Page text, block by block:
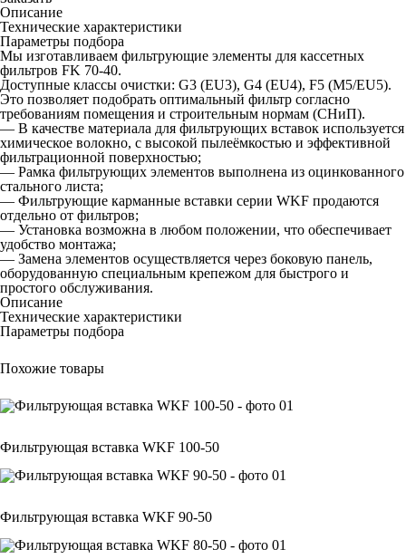
Описание
Технические характеристики
Параметры подбора
Мы изготавливаем фильтрующие элементы для кассетных
фильтров FK 70-40.
Доступные классы очистки: G3 (EU3), G4 (EU4), F5 (M5/EU5).
Это позволяет подобрать оптимальный фильтр согласно
требованиям помещения и строительным нормам (СНиП).
— В качестве материала для фильтрующих вставок используется
химическое волокно, с высокой пылеёмкостью и эффективной
фильтрационной поверхностью;
— Рамка фильтрующих элементов выполнена из оцинкованного
стального листа;
— Фильтрующие карманные вставки серии WKF продаются
отдельно от фильтров;
— Установка возможна в любом положении, что обеспечивает
удобство монтажа;
— Замена элементов осуществляется через боковую панель,
оборудованную специальным крепежом для быстрого и
простого обслуживания.
Описание
Технические характеристики
Параметры подбора
Похожие товары
Фильтрующая вставка WKF 100-50
Фильтрующая вставка WKF 90-50